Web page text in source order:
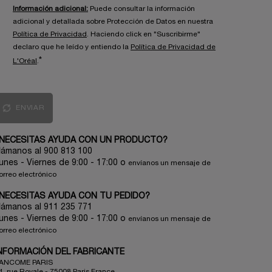
Información adicional: Puede consultar la información
adicional y detallada sobre Protección de Datos en nuestra
Política de Privacidad . Haciendo click en "Suscribirme"
declaro que he leído y entiendo la Política de Privacidad de
L'Oréal .*
ENVIAR
AYUDA CON UN PRODUCTO?
al 900 813 100
- Viernes de 9:00 - 17:00 o envíanos un mensaje de
electrónico
AYUDA CON TU PEDIDO?
al 911 235 771
- Viernes de 9:00 - 17:00 o envíanos un mensaje de
electrónico
DEL FABRICANTE
PARIS